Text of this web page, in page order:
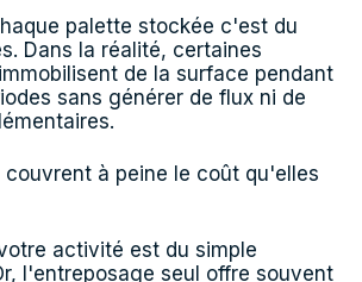
palette stockée c'est du
Dans la réalité, certaines
de la surface pendant
sans générer de flux ni de
couvrent à peine le coût qu'elles
activité est du simple
l'entreposage seul offre souvent